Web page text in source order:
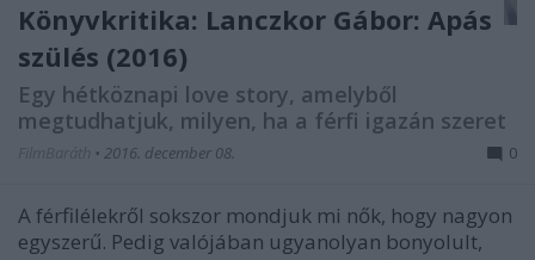
Könyvkritika: Lanczkor Gábor: Apás
szülés (2016)
Egy hétköznapi love story, amelyből
megtudhatjuk, milyen, ha a férfi igazán szeret
• 2016. december 08. 0
A férfilélekről sokszor mondjuk mi nők, hogy nagyon
egyszerű. Pedig valójában ugyanolyan bonyolult,